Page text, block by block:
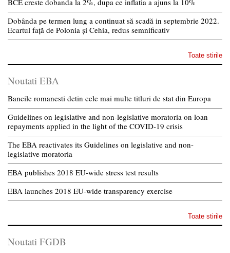
BCE creste dobanda la 2%, dupa ce inflatia a ajuns la 10%
Dobânda pe termen lung a continuat să scadă in septembrie 2022.
Ecartul față de Polonia și Cehia, redus semnificativ
Toate stirile
Noutati EBA
Bancile romanesti detin cele mai multe titluri de stat din Europa
Guidelines on legislative and non-legislative moratoria on loan
repayments applied in the light of the COVID-19 crisis
The EBA reactivates its Guidelines on legislative and non-
legislative moratoria
EBA publishes 2018 EU-wide stress test results
EBA launches 2018 EU-wide transparency exercise
Toate stirile
Noutati FGDB